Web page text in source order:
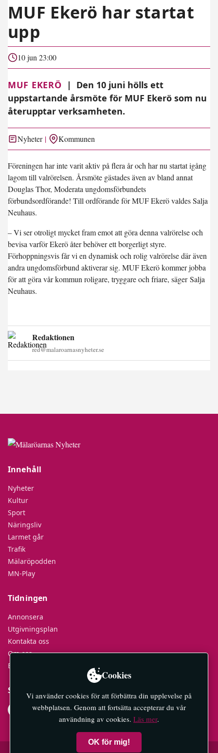
MUF Ekerö har startat
upp
10 jun 23:00
MUF EKERÖ |
Den 10 juni hölls ett
uppstartande årsmöte för MUF Ekerö som nu
återupptar verksamheten.
Nyheter Kommunen
Föreningen har inte varit aktiv på flera år och har nu startat igång
lagom till valrörelsen. Årsmöte gästades även av bland annat
Douglas Thor, Moderata ungdomsförbundets
förbundsordförande! Till ordförande för MUF Ekerö valdes Salja
Neuhaus.
– Vi ser otroligt mycket fram emot att göra denna valrörelse och
bevisa varför Ekerö åter behöver ett borgerligt styre.
Förhoppningsvis får vi en dynamisk och rolig valrörelse där även
andra ungdomsförbund aktiverar sig. MUF Ekerö kommer jobba
för att göra vår kommun roligare, tryggare och friare, säger Salja
Neuhaus.
Redaktionen
red@malaroarnasnyheter.se
Innehåll
Nyheter
Kultur
Sport
Näringsliv
Larmet går
Trafik
Mälaröpodden
MN-Play
Tidningen
Annonsera
Utgivningsplan
Kontakta oss
Om oss
E-tidningar
Socialt
Cookies
Vi använder cookies för att förbättra din upplevelse på
webbplatsen. Genom att fortsätta accepterar du vår
användning av cookies. Läs mer.
OK för mig!